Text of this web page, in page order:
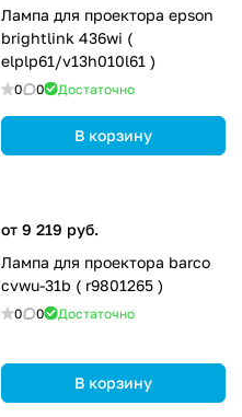
Лампа для проектора epson
brightlink 436wi (
elplp61/v13h010l61 )
0 0 Достаточно
В корзину
от 9 219 руб.
Лампа для проектора barco
cvwu-31b ( r9801265 )
0 0 Достаточно
В корзину